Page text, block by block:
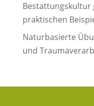
Bestattungskultur
praktischen
Naturbasierte
und